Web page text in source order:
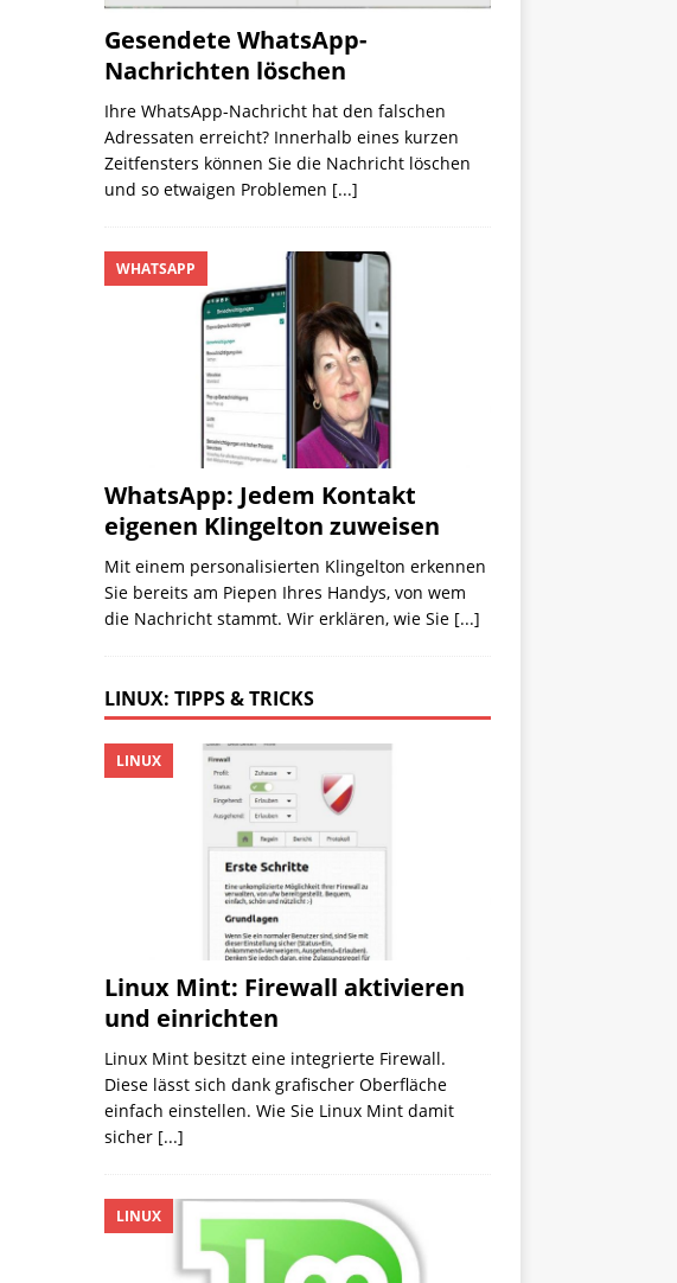
Gesendete WhatsApp-
Nachrichten löschen
Ihre WhatsApp-Nachricht hat den falschen
Adressaten erreicht? Innerhalb eines kurzen
Zeitfensters können Sie die Nachricht löschen
und so etwaigen Problemen [...]
WhatsApp: Jedem Kontakt
eigenen Klingelton zuweisen
WHATSAPP
Mit einem personalisierten Klingelton erkennen
Sie bereits am Piepen Ihres Handys, von wem
die Nachricht stammt. Wir erklären, wie Sie [...]
LINUX: TIPPS & TRICKS
Linux Mint: Firewall aktivieren
und einrichten
LINUX
Linux Mint besitzt eine integrierte Firewall.
Diese lässt sich dank grafischer Oberfläche
einfach einstellen. Wie Sie Linux Mint damit
sicher [...]
LINUX